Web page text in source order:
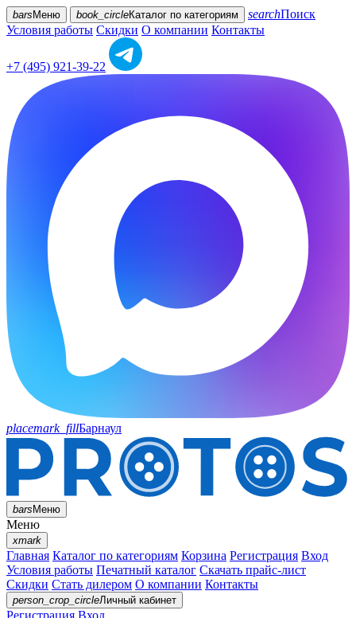
bars Меню book_circleКаталог по категориям searchПоиск
Условия работы Скидки О компании Контакты
+7 (495) 921-39-22
placemark_fillБарнаул
barsМеню
Меню
xmark
Главная Каталог по категориям Корзина Регистрация Вход
Условия работы Печатный каталог Скачать прайс-лист
Скидки Стать дилером О компании Контакты
person_crop_circleЛичный кабинет
Регистрация Вход